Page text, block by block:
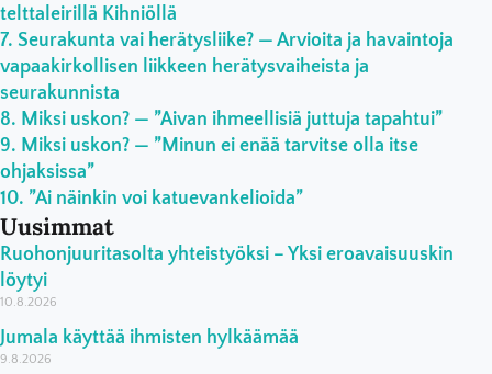
telttaleirillä Kihniöllä
Seurakunta vai herätysliike? — Arvioita ja havaintoja
vapaakirkollisen liikkeen herätysvaiheista ja
seurakunnista
Miksi uskon? — ”Aivan ihmeellisiä juttuja tapahtui”
Miksi uskon? — ”Minun ei enää tarvitse olla itse
ohjaksissa”
”Ai näinkin voi katuevankelioida”
Uusimmat
Ruohonjuuritasolta yhteistyöksi – Yksi eroavaisuuskin
löytyi
10.8.2026
Jumala käyttää ihmisten hylkäämää
9.8.2026